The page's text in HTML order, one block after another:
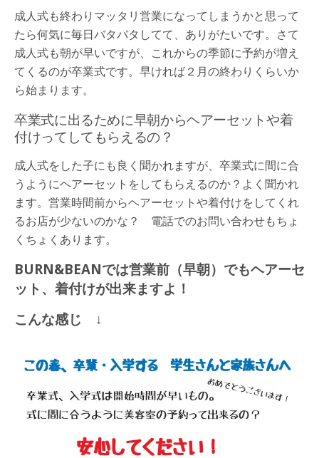
成人式も終わりマッタリ営業になってしまうかと思って
たら何気に毎日バタバタしてて、ありがたいです。さて
成人式も朝が早いですが、これからの季節に予約が増え
てくるのが卒業式です。早ければ２月の終わりくらいか
ら始まります。
卒業式に出るために早朝からヘアーセットや着
付けってしてもらえるの？
成人式をした子にも良く聞かれますが、卒業式に間に合
うようにヘアーセットをしてもらえるのか？よく聞かれ
ます。営業時間前からヘアーセットや着付けをしてくれ
るお店が少ないのかな？ 電話でのお問い合わせもちょ
くちょくあります。
BURN&BEANでは営業前（早朝）でもヘアーセ
ット、着付けが出来ますよ！
こんな感じ ↓